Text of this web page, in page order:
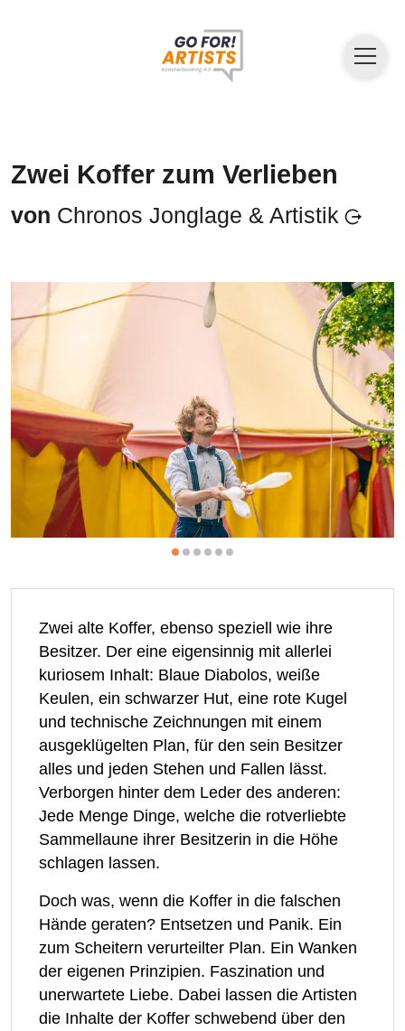
Zwei Koffer zum Verlieben
von Chronos Jonglage & Artistik
Zwei alte Koffer, ebenso speziell wie ihre
Besitzer. Der eine eigensinnig mit allerlei
kuriosem Inhalt: Blaue Diabolos, weiße
Keulen, ein schwarzer Hut, eine rote Kugel
und technische Zeichnungen mit einem
ausgeklügelten Plan, für den sein Besitzer
alles und jeden Stehen und Fallen lässt.
Verborgen hinter dem Leder des anderen:
Jede Menge Dinge, welche die rotverliebte
Sammellaune ihrer Besitzerin in die Höhe
schlagen lassen.
Doch was, wenn die Koffer in die falschen
Hände geraten? Entsetzen und Panik. Ein
zum Scheitern verurteilter Plan. Ein Wanken
der eigenen Prinzipien. Faszination und
unerwartete Liebe. Dabei lassen die Artisten
die Inhalte der Koffer schwebend über den